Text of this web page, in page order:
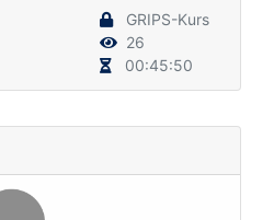
GRIPS-Kurs
26
00:45:50